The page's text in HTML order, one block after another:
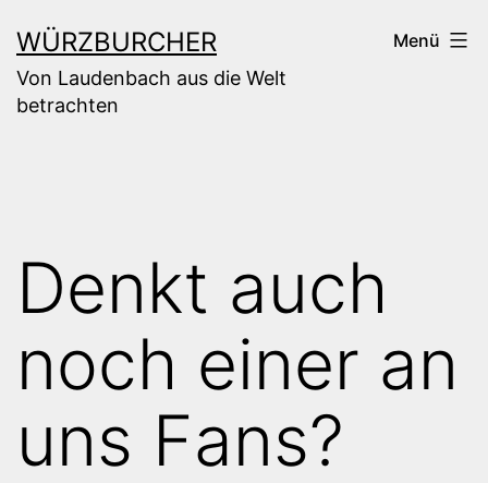
Inhalt
springen
WÜRZBURCHER
Von Laudenbach aus die Welt
betrachten
Menü
Denkt auch
noch einer an
uns Fans?